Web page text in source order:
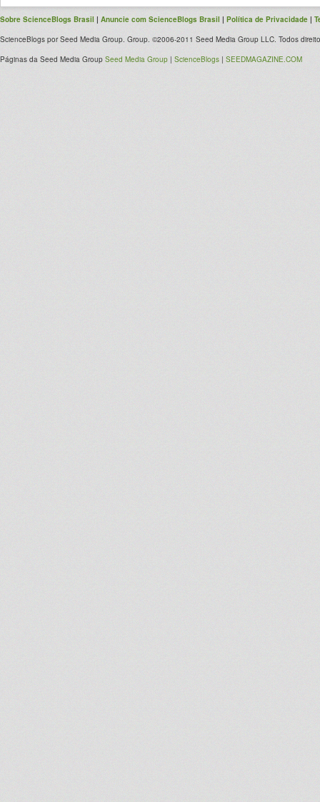
Sobre ScienceBlogs Brasil | Anuncie com ScienceBlogs Brasil | Política de Privacidade |
ScienceBlogs por Seed Media Group. Group. ©2006-2011 Seed Media Group LLC. Todos
Páginas da Seed Media Group Seed Media Group | ScienceBlogs | SEEDMAGAZINE.COM